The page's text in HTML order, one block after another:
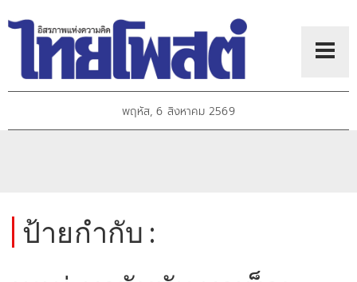
พฤหัส, 6 สิงหาคม 2569
ป้ายกำกับ :